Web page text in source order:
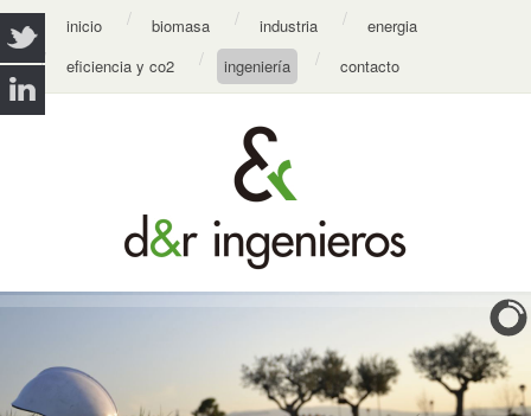
inicio biomasa industria
energia
eficiencia y co2
ingeniería contacto